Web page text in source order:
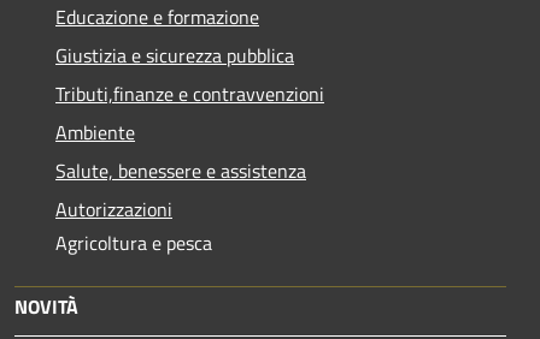
Educazione e formazione
Giustizia e sicurezza pubblica
Tributi,finanze e contravvenzioni
Ambiente
Salute, benessere e assistenza
Autorizzazioni
Agricoltura e pesca
NOVITÀ